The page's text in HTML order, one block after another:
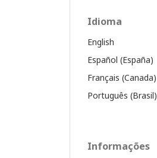
Idioma
English
Español (España)
Français (Canada)
Português (Brasil)
Informações